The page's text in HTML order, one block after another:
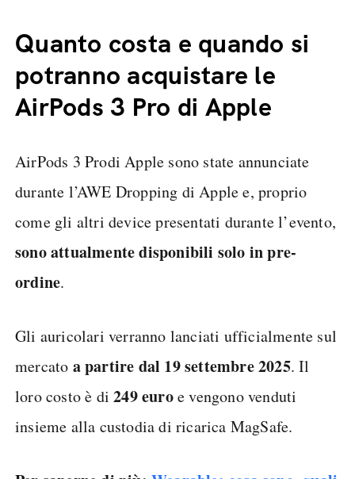
Quanto costa e quando si
potranno acquistare le
AirPods 3 Pro di Apple
AirPods 3 Prodi Apple sono state annunciate
durante l’AWE Dropping di Apple e, proprio
come gli altri device presentati durante l’evento,
sono attualmente disponibili solo in pre-
ordine.
Gli auricolari verranno lanciati ufficialmente sul
mercato a partire dal 19 settembre 2025. Il
loro costo è di249 euroe vengono venduti
insieme alla custodia di ricarica MagSafe.